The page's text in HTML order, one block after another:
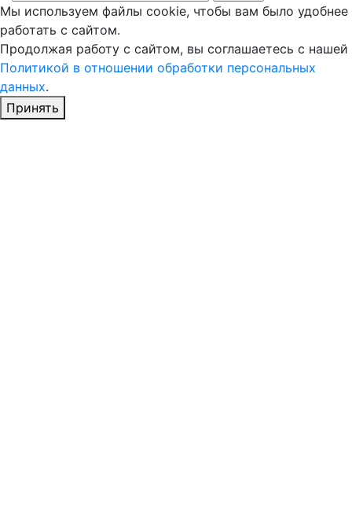
Мы используем файлы cookie, чтобы вам было удобнее
работать с сайтом.
Продолжая работу с сайтом, вы соглашаетесь с нашей
Политикой в отношении обработки персональных
данных.
Принять